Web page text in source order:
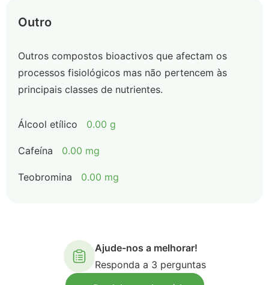
Outro
Outros compostos bioactivos que afectam os
processos fisiológicos mas não pertencem às
principais classes de nutrientes.
Álcool etílico 0.00 g
Cafeína 0.00 mg
Teobromina 0.00 mg
Ajude-nos a melhorar!
Responda a 3 perguntas